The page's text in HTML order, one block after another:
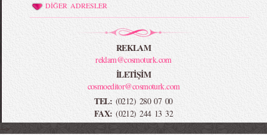
DİĞER ADRESLER
REKLAM
reklam@cosmoturk.com
İLETİŞİM
cosmoeditor@cosmoturk.com
TEL: (0212) 280 07 00
FAX: (0212) 244 13 32
-->